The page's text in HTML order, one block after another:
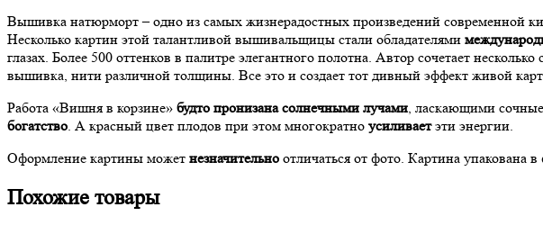
см
55х74х3/
в
багете
Вышивка натюрморт – одно из самых жизнерадостных произведений современной
Несколько картин этой талантливой вышивальщицы стали обладателями
глазах. Более 500 оттенков в палитре элегантного полотна. Автор сочетает
вышивка, нити различной толщины. Все это и создает тот дивный эффект живой
Работа «Вишня в корзине» будто пронизана солнечными лучами, ласкающими сочные
богатство. А красный цвет плодов при этом многократно усиливаетэти энергии.
Оформление картины может незначительно отличаться от фото. Картина упакована
Похожие товары